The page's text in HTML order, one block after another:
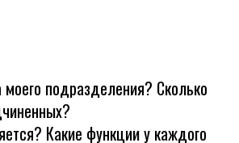
моего подразделения? Сколько
Какие функции у каждого